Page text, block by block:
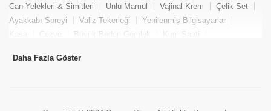
Can Yelekleri & Simitleri
Unlu Mamül Vajinal Krem
Çelik Set
Ayakkabı Spreyi
Valiz Tekerleği
Yenilenmiş Bilgisayarlar
Kasa
Cezve Büyük Beden Gömlek
Kum Saati
Tekne Bağlama & Demirleme
Daha Fazla Göster